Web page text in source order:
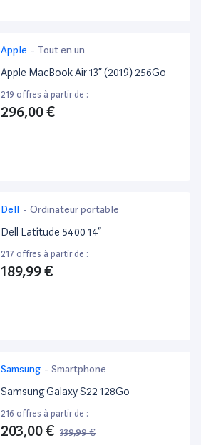
Apple - Tout en un
Apple MacBook Air 13” (2019) 256Go
219 offres à partir de :
296,00 €
Dell - Ordinateur portable
Dell Latitude 5400 14”
217 offres à partir de :
189,99 €
Samsung - Smartphone
Samsung Galaxy S22 128Go
216 offres à partir de :
203,00 € 339,99 €